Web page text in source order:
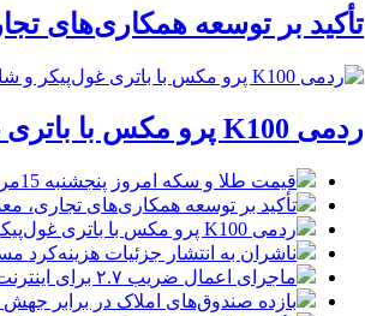
تأکید بر توسعه همکاری‌های
ردمی K100 پرو مکس با باتری غول‌پیکر و شارژ بی‌سیم روانه بازار می‌شود
قیمت طلا و سکه امروز پنجشنبه 15مرداد/ تمام قیمت ها بر مدار افزایش + جدول
تأکید بر توسعه همکاری‌های تجاری،
ردمی K100 پرو مکس با باتری غول‌پیکر و شارژ بی‌سیم روانه بازار می‌شود
ناشران به انتشار جزئیات هزینه‌کرد
ماجرای اعمال ضریب ۲.۷ برای اینترنت بین‌الملل چیست؟
بازده صندوق‌های املاک در برابر